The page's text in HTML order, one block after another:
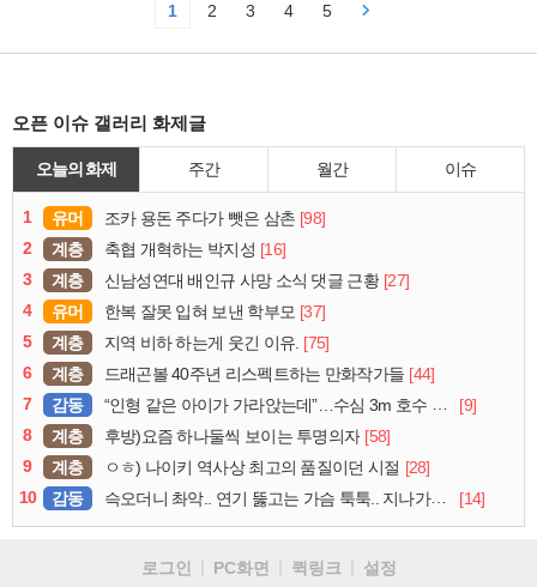
1 2 3 4 5
오픈 이슈 갤러리 화제글
오늘의 화제 주간 월간 이슈
1 유머 조카 용돈 주다가 뺏은 삼촌 [98]
2
계층 축협 개혁하는 박지성 [16]
3
계층 신남성연대 배인규 사망 소식 댓글 근황 [27]
4
유머 한복 잘못 입혀 보낸 학부모 [37]
5
계층 지역 비하 하는게 웃긴 이유. [75]
6
계층 드래곤볼 40주년 리스펙트하는 만화작가들 [44]
7
감동 “인형 같은 아이가 가라앉는데”…수심 3m 호수 뛰어든 60대 의인
[9]
8
계층 후방)요즘 하나둘씩 보이는 투명의자 [58]
9
계층 ㅇㅎ) 나이키 역사상 최고의 품질이던 시절 [28]
10
감동 슥오더니 촤악.. 연기 뚫고는 가슴 툭툭.. 지나가던 아재의 정체 [14]
로그인 PC화면 퀵링크
설정